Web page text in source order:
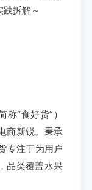
拆解～
“食好货”）
商新锐。秉承
专注于为用户
品类覆盖水果